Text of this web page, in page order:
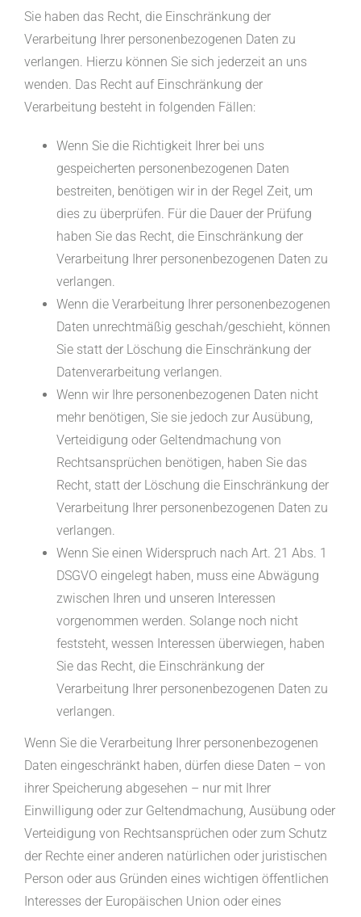
Sie haben das Recht, die Einschränkung der
Verarbeitung Ihrer personenbezogenen Daten zu
verlangen. Hierzu können Sie sich jederzeit an uns
wenden. Das Recht auf Einschränkung der
Verarbeitung besteht in folgenden Fällen:
Wenn Sie die Richtigkeit Ihrer bei uns
gespeicherten personenbezogenen Daten
bestreiten, benötigen wir in der Regel Zeit, um
dies zu überprüfen. Für die Dauer der Prüfung
haben Sie das Recht, die Einschränkung der
Verarbeitung Ihrer personenbezogenen Daten zu
verlangen.
Wenn die Verarbeitung Ihrer personenbezogenen
Daten unrechtmäßig geschah/geschieht, können
Sie statt der Löschung die Einschränkung der
Datenverarbeitung verlangen.
Wenn wir Ihre personenbezogenen Daten nicht
mehr benötigen, Sie sie jedoch zur Ausübung,
Verteidigung oder Geltendmachung von
Rechtsansprüchen benötigen, haben Sie das
Recht, statt der Löschung die Einschränkung der
Verarbeitung Ihrer personenbezogenen Daten zu
verlangen.
Wenn Sie einen Widerspruch nach Art. 21 Abs. 1
DSGVO eingelegt haben, muss eine Abwägung
zwischen Ihren und unseren Interessen
vorgenommen werden. Solange noch nicht
feststeht, wessen Interessen überwiegen, haben
Sie das Recht, die Einschränkung der
Verarbeitung Ihrer personenbezogenen Daten zu
verlangen.
Wenn Sie die Verarbeitung Ihrer personenbezogenen
Daten eingeschränkt haben, dürfen diese Daten – von
ihrer Speicherung abgesehen – nur mit Ihrer
Einwilligung oder zur Geltendmachung, Ausübung oder
Verteidigung von Rechtsansprüchen oder zum Schutz
der Rechte einer anderen natürlichen oder juristischen
Person oder aus Gründen eines wichtigen öffentlichen
Interesses der Europäischen Union oder eines